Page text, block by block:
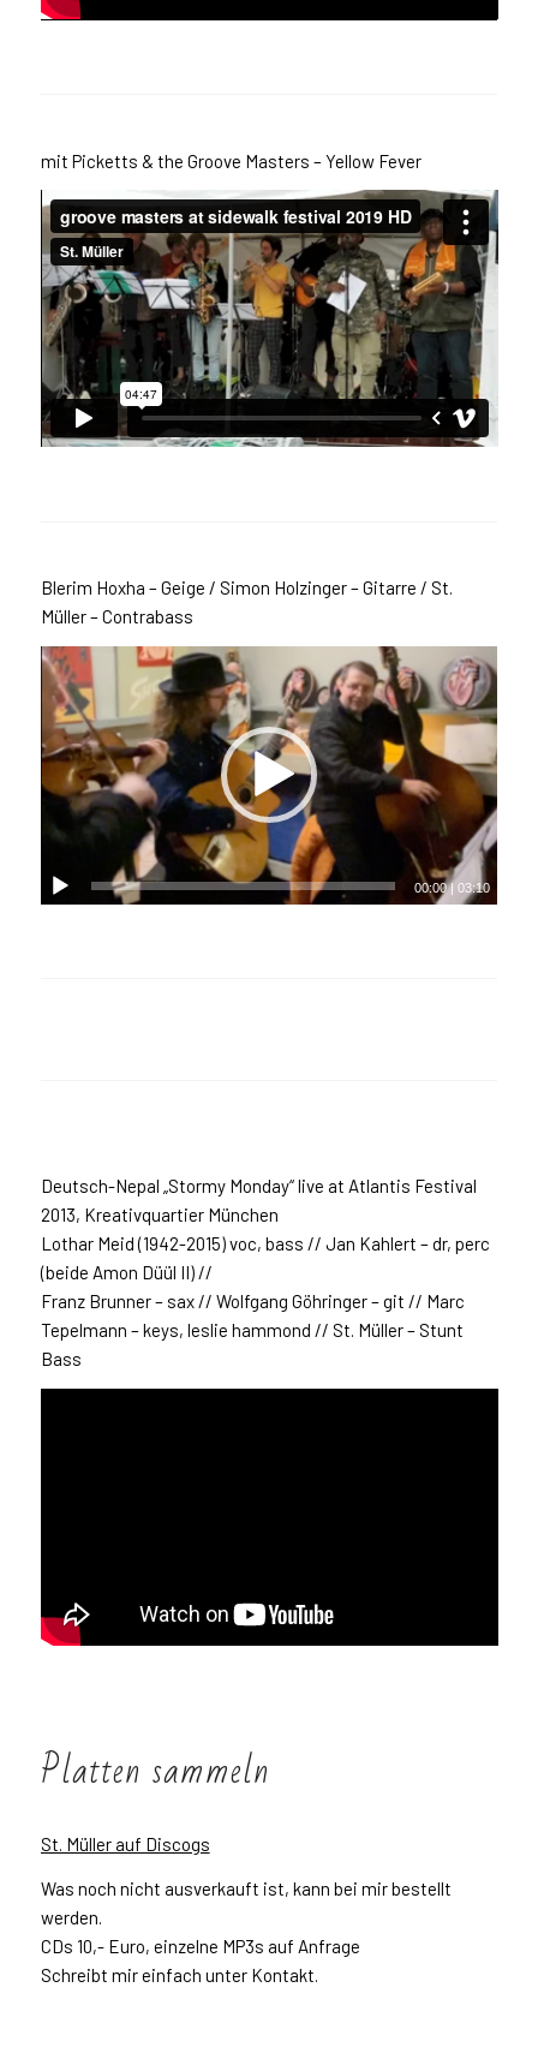
mit Picketts & the Groove Masters – Yellow Fever
Blerim Hoxha – Geige / Simon Holzinger – Gitarre / St.
Müller – Contrabass
00:00|03:10
Deutsch-Nepal „Stormy Monday“ live at Atlantis Festival
2013, Kreativquartier München
Lothar Meid (1942-2015) voc, bass // Jan Kahlert – dr, perc
(beide Amon Düül II) //
Franz Brunner – sax // Wolfgang Göhringer – git // Marc
Tepelmann – keys, leslie hammond // St. Müller – Stunt
Bass
Platten sammeln
St. Müller auf Discogs
Was noch nicht ausverkauft ist, kann bei mir bestellt
werden.
CDs 10,- Euro, einzelne MP3s auf Anfrage
Schreibt mir einfach unter Kontakt.